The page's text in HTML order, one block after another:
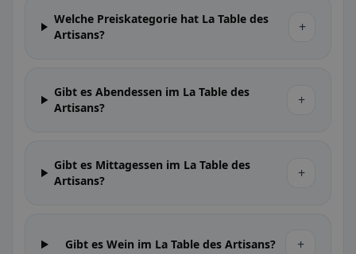
Welche Preiskategorie hat La Table des
Artisans?
+
Gibt es Abendessen im La Table des
Artisans?
+
Gibt es Mittagessen im La Table des
Artisans?
+
Gibt es Wein im La Table des Artisans? +